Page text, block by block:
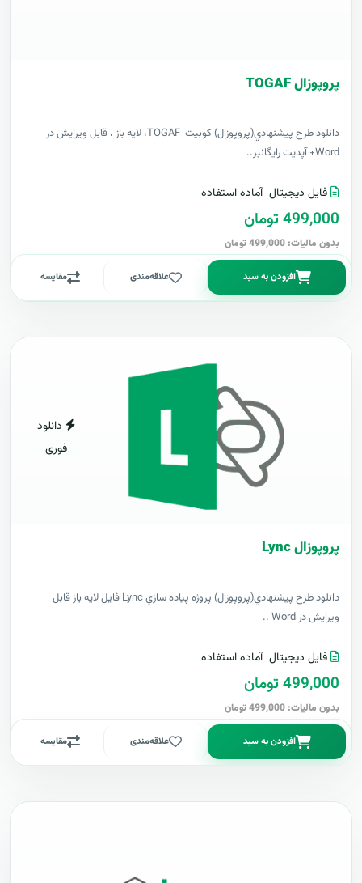
پروپوزال TOGAF
دانلود طرح پيشنهادي(پروپوزال) کوبیت TOGAF، لایه باز ، قابل ویرایش در
Word+ آپدیت رایگانبر..
فایل دیجیتال آماده استفاده
499,000 تومان
بدون مالیات: 499,000 تومان
افزودن به سبد علاقه‌مندی مقایسه
دانلود
فوری
پروپوزال Lync
دانلود طرح پيشنهادي(پروپوزال) پروژه پياده سازي Lync فایل لایه باز قابل
ویرایش در Word ..
فایل دیجیتال آماده استفاده
499,000 تومان
بدون مالیات: 499,000 تومان
افزودن به سبد علاقه‌مندی مقایسه